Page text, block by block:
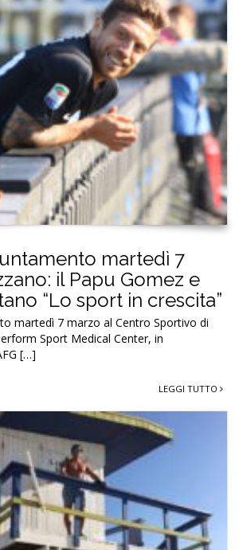
martedì 7
il Papu Gomez e
“Lo sport in crescita”
martedì 7 marzo al Centro Sportivo di
Sport Medical Center, in
[…]
LEGGI TUTTO